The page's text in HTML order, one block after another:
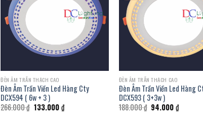
ĐÈN ÂM TRẦN THẠCH CAO
Đèn Âm Trần Viền Led Hàng Cty
DCX594 ( 6w + 3 )
266.000₫ Giá
gốc
133.000₫Giá
hiện
ĐÈN ÂM TRẦN THẠCH CAO
Đèn Âm Trần Viền Led Hàng
DCX593 ( 3+3w )
188.000₫ Giá
gốc
94.000₫Giá